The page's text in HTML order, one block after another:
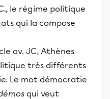
le régime politique
qui la compose
av. JC, Athènes
très différents
Le mot démocratie
qui veut